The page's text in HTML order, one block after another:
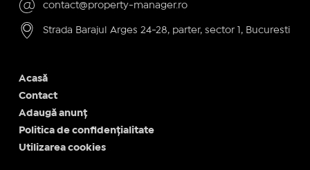
contact@property-manager.ro
Strada Barajul Arges 24-28, parter, sector 1, Bucuresti
Acasă
Contact
Adaugă anunț
Politica de confidențialitate
Utilizarea cookies